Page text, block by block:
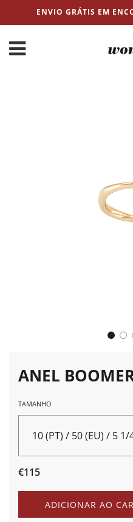
ENVIO GRÁTIS EM
ANEL
TAMANHO
10 (PT) / 50 (EU) / 5 1/
Preço
Preço
€115
A
C
ADICIONAR AO